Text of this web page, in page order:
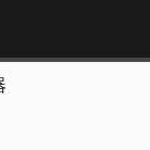
件推荐网站，